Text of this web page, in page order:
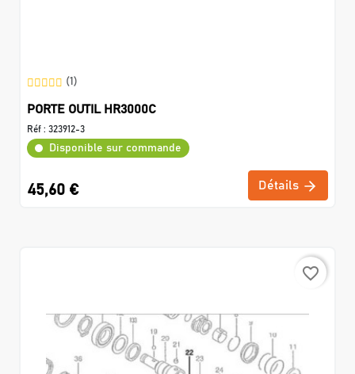
(1)
PORTE OUTIL HR3000C
Réf : 323912-3
Disponible sur commande
45,60 € Détails
favorite_border